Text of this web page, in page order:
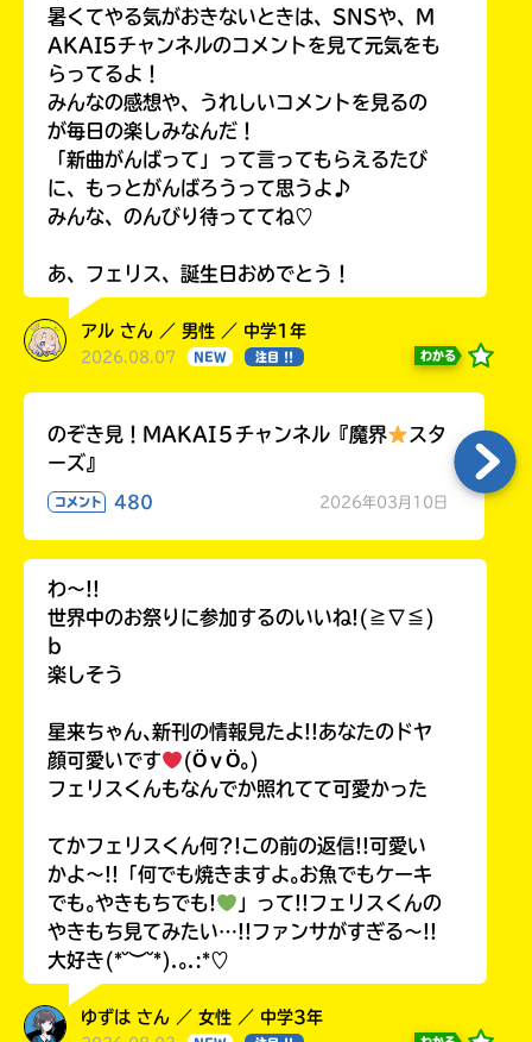
暑くてやる気がおきないときは、SNSや、M
AKAI5チャンネルのコメントを見て元気をも
らってるよ！
みんなの感想や、うれしいコメントを見るの
が毎日の楽しみなんだ！
「新曲がんばって」って言ってもらえるたび
に、もっとがんばろうって思うよ♪
みんな、のんびり待っててね♡
あ、フェリス、誕生日おめでとう！
アル さん ／ 男性 ／ 中学1年
2026.08.07 NEW 注目 !! わかる
のぞき見！MAKAI５チャンネル『魔界
スタ
ーズ』
コメント 480 2026年03月10日
わ〜!!
世界中のお祭りに参加するのいいね!(≧∇≦)
b
楽しそう
星来ちゃん､新刊の情報見たよ!!あなたのドヤ
顔可愛いです
(ӦｖӦ｡)
フェリスくんもなんでか照れてて可愛かった
てかフェリスくん何?!この前の返信!!可愛い
かよ〜!!「何でも焼きますよ｡お魚でもケーキ
でも｡やきもちでも!
」って!!フェリスくんの
やきもち見てみたい…!!ファンサがすぎる〜!!
大好き(*˘︶˘*).｡.:*♡
ゆずは さん ／ 女性 ／ 中学3年